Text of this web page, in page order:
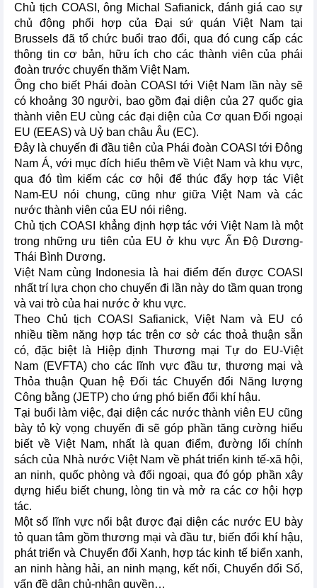
Chủ tịch COASI, ông Michal Safianick, đánh giá cao sự
chủ động phối hợp của Đại sứ quán Việt Nam tại
Brussels đã tổ chức buổi trao đổi, qua đó cung cấp các
thông tin cơ bản, hữu ích cho các thành viên của phái
đoàn trước chuyến thăm Việt Nam.
Ông cho biết Phái đoàn COASI tới Việt Nam lần này sẽ
có khoảng 30 người, bao gồm đại diện của 27 quốc gia
thành viên EU cùng các đại diện của Cơ quan Đối ngoại
EU (EEAS) và Uỷ ban châu Âu (EC).
Đây là chuyến đi đầu tiên của Phái đoàn COASI tới Đông
Nam Á, với mục đích hiểu thêm về Việt Nam và khu vực,
qua đó tìm kiếm các cơ hội để thúc đẩy hợp tác Việt
Nam-EU nói chung, cũng như giữa Việt Nam và các
nước thành viên của EU nói riêng.
Chủ tịch COASI khẳng định hợp tác với Việt Nam là một
trong những ưu tiên của EU ở khu vực Ấn Độ Dương-
Thái Bình Dương.
Việt Nam cùng Indonesia là hai điểm đến được COASI
nhất trí lựa chọn cho chuyến đi lần này do tầm quan trọng
và vai trò của hai nước ở khu vực.
Theo Chủ tịch COASI Safianick, Việt Nam và EU có
nhiều tiềm năng hợp tác trên cơ sở các thoả thuận sẵn
có, đặc biệt là Hiệp định Thương mại Tự do EU-Việt
Nam (EVFTA) cho các lĩnh vực đầu tư, thương mại và
Thỏa thuận Quan hệ Đối tác Chuyển đổi Năng lượng
Công bằng (JETP) cho ứng phó biến đổi khí hậu.
Tại buổi làm việc, đại diện các nước thành viên EU cũng
bày tỏ kỳ vọng chuyến đi sẽ góp phần tăng cường hiểu
biết về Việt Nam, nhất là quan điểm, đường lối chính
sách của Nhà nước Việt Nam về phát triển kinh tế-xã hội,
an ninh, quốc phòng và đối ngoại, qua đó góp phần xây
dựng hiểu biết chung, lòng tin và mở ra các cơ hội hợp
tác.
Một số lĩnh vực nổi bật được đại diện các nước EU bày
tỏ quan tâm gồm thương mại và đầu tư, biến đổi khí hậu,
phát triển và Chuyển đổi Xanh, hợp tác kinh tế biển xanh,
an ninh hàng hải, an ninh mạng, kết nối, Chuyển đổi Số,
vấn đề dân chủ-nhân quyền…